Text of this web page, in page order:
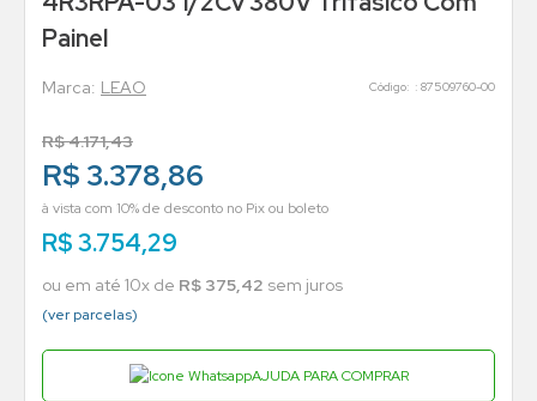
Painel
LEAO : 87509760-00
R$4.171,43
R$ 3.378,86
à vista com 10% de desconto no Pix ou boleto
R$3.754,29
ou em até 10x de R$ 375,42 sem juros
(ver parcelas)
AJUDA PARA COMPRAR